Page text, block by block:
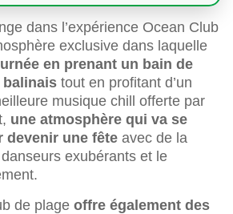
dans l’expérience Ocean Club
exclusive dans laquelle
en prenant un bain de
tout en profitant d’un
musique chill offerte par
une atmosphère qui va se
devenir une fête avec de la
exubérants et le
de plage offre également des